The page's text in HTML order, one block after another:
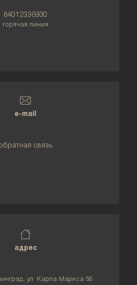
84012336930
горячая линия
e-mail
связь
адрес
ул. Карла Маркса 56